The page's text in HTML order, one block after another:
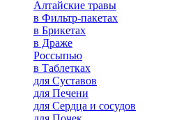
Алтайские травы
в Фильтр-пакетах
в Брикетах
в Драже
Россыпью
в Таблетках
для Cуставов
для Печени
для Сердца и сосудов